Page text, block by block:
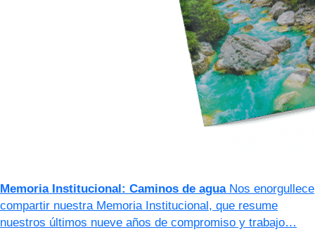
Memoria Institucional: Caminos de agua Nos enorgullece
compartir nuestra Memoria Institucional, que resume
nuestros últimos nueve años de compromiso y trabajo…